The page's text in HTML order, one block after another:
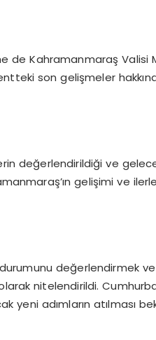
de Kahramanmaraş Valisi
son gelişmeler
değerlendirildiği ve
gelişimi ve
değerlendirmek
nitelendirildi.
yeni adımların atılması